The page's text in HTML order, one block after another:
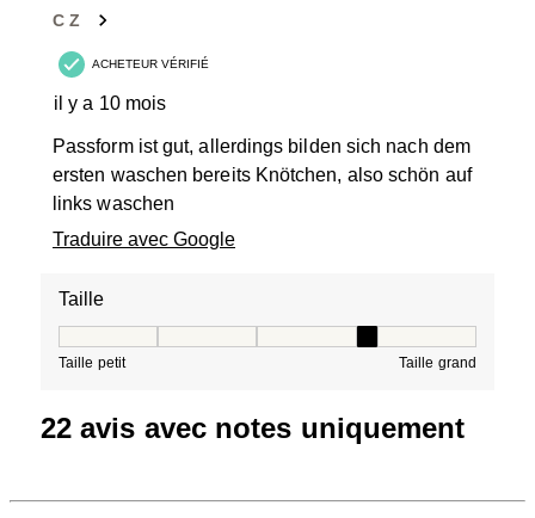
C Z
ACHETEUR VÉRIFIÉ
il y a 10 mois
Passform ist gut, allerdings bilden sich nach dem
ersten waschen bereits Knötchen, also schön auf
links waschen
Traduire avec Google
Taille
Taille petit Taille grand
22 avis avec notes uniquement